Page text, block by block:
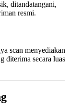
ditandatangani,
resmi.
scan menyediakan
diterima secara luas